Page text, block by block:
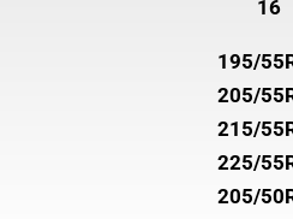
16
195/
205/
215/
225/
205/